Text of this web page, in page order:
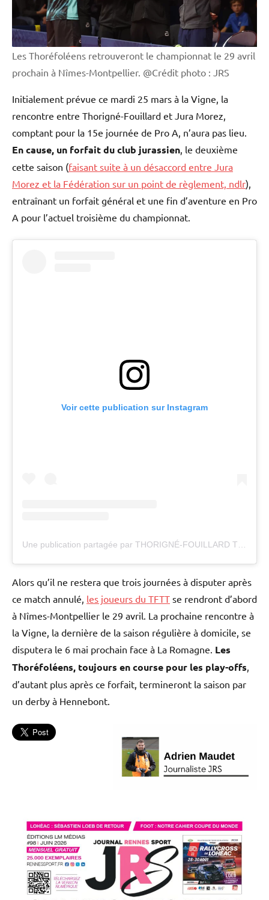
Les Thoréfoléens retrouveront le championnat le 29 avril
prochain à Nîmes-Montpellier. @Crédit photo : JRS
Initialement prévue ce mardi 25 mars à la Vigne, la
rencontre entre Thorigné-Fouillard et Jura Morez,
comptant pour la 15e journée de Pro A, n’aura pas lieu.
En cause, un forfait du club jurassien, le deuxième
cette saison (faisant suite à un désaccord entre Jura
Morez et la Fédération sur un point de règlement, ndlr),
entraînant un forfait général et une fin d’aventure en Pro
A pour l’actuel troisième du championnat.
Voir cette publication sur Instagram
Alors qu’il ne restera que trois journées à disputer après
ce match annulé, les joueurs du TFTT se rendront d’abord
à Nîmes-Montpellier le 29 avril. La prochaine rencontre à
la Vigne, la dernière de la saison régulière à domicile, se
disputera le 6 mai prochain face à La Romagne. Les
Thoréfoléens, toujours en course pour les play-offs
d’autant plus après ce forfait, termineront la saison par
un derby à Hennebont.
table
Tennis
de table
Thorigné